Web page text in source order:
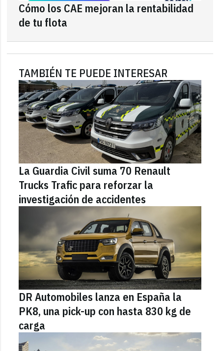
Cómo los CAE mejoran la rentabilidad
de tu flota
TAMBIÉN TE PUEDE INTERESAR
La Guardia Civil suma 70 Renault
Trucks Trafic para reforzar la
investigación de accidentes
DR Automobiles lanza en España la
PK8, una pick-up con hasta 830 kg de
carga